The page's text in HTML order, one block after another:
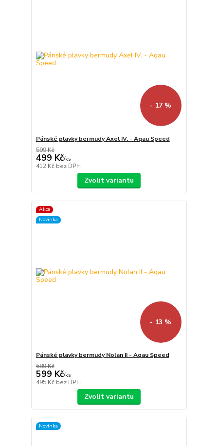
- 17 %
Pánské plavky bermudy Axel IV. - Aqau Speed
599 Kč
499 Kč/ks
412 Kč bez DPH
Zvolit variantu
Akce
Novinka
- 13 %
Pánské plavky bermudy Nolan II - Aqau Speed
689 Kč
599 Kč/ks
495 Kč bez DPH
Zvolit variantu
Novinka